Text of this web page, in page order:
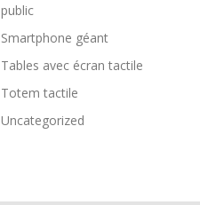
public
Smartphone géant
Tables avec écran tactile
Totem tactile
Uncategorized